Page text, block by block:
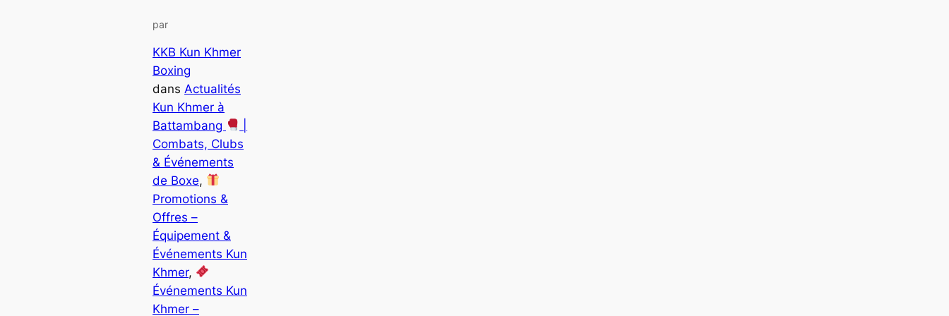
par
KKB Kun Khmer
Boxing
dans Actualités
Kun Khmer à
Battambang
Combats, Clubs
& Événements
de Boxe,
Promotions &
Offres –
Équipement &
Événements Kun
Khmer,
Événements Kun
Khmer –